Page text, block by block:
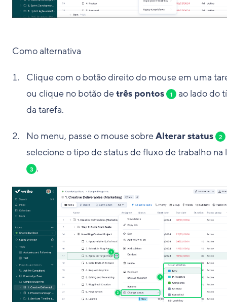
Como alternativa
Clique com o botão direito do mouse em uma
ou clique no botão detrês pontos 1
ao lado do
da tarefa.
No menu, passe o mouse sobreAlterar status 2
selecione o tipo de status de fluxo de trabalho na
3 .